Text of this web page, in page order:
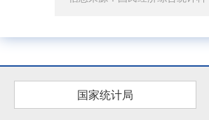
国家统计局